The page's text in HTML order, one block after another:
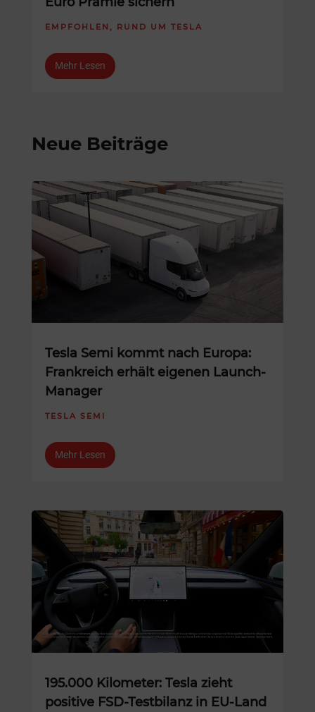
EMPFOHLEN , RUND UM TESLA
Mehr Lesen
Neue Beiträge
Tesla Semi kommt nach Europa:
Frankreich erhält eigenen Launch-
Manager
TESLA SEMI
Mehr Lesen
195.000 Kilometer: Tesla zieht
positive FSD-Testbilanz in EU-Land